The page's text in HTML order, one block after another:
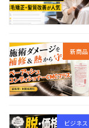
新商品
ビジネス